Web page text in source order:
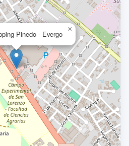
Pinedo - Evergo
×